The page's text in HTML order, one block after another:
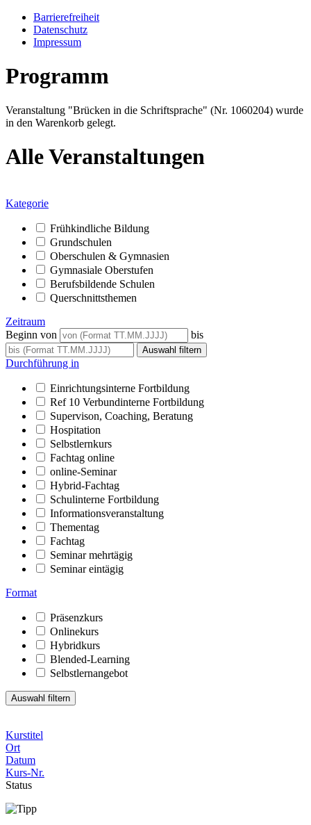
Barrierefreiheit
Datenschutz
Impressum
Programm
Veranstaltung "Brücken in die Schriftsprache" (Nr. 1060204) wurde
in den Warenkorb gelegt.
Alle Veranstaltungen
Kategorie
Frühkindliche Bildung
Grundschulen
Oberschulen & Gymnasien
Gymnasiale Oberstufen
Berufsbildende Schulen
Querschnittsthemen
Zeitraum
Beginn von
bis
Durchführung in
Einrichtungsinterne Fortbildung
Ref 10 Verbundinterne Fortbildung
Supervison, Coaching, Beratung
Hospitation
Selbstlernkurs
Fachtag online
online-Seminar
Hybrid-Fachtag
Schulinterne Fortbildung
Informationsveranstaltung
Thementag
Fachtag
Seminar mehrtägig
Seminar eintägig
Format
Präsenzkurs
Onlinekurs
Hybridkurs
Blended-Learning
Selbstlernangebot
Kurstitel
Ort
Datum
Kurs-Nr.
Status